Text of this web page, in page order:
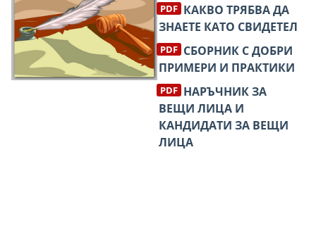
КАКВО ТРЯБВА ДА
ЗНАЕТЕ КАТО СВИДЕТЕЛ
СБОРНИК С ДОБРИ
ПРИМЕРИ И ПРАКТИКИ
НАРЪЧНИК ЗА
ВЕЩИ ЛИЦА И
КАНДИДАТИ ЗА ВЕЩИ
ЛИЦА